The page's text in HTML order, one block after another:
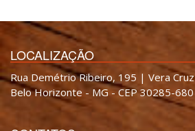
LOCALIZAÇÃO
Rua Demétrio Ribeiro, 195 | Vera Cruz
Belo Horizonte - MG - CEP 30285-680